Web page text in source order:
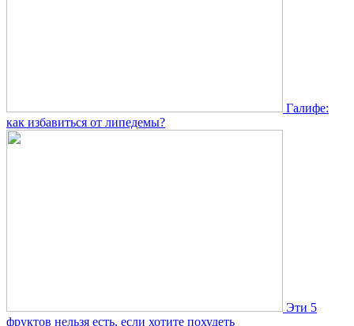
Галифе:
как избавиться от липедемы?
Эти 5
фруктов нельзя есть, если хотите похудеть